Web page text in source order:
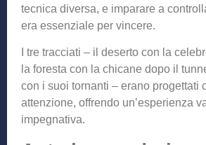
tecnica diversa, e imparare a
era essenziale per vincere.
I tre tracciati – il deserto con la
la foresta con la chicane dopo il
con i suoi tornanti – erano progettati
attenzione, offrendo un’esperienza
impegnativa.